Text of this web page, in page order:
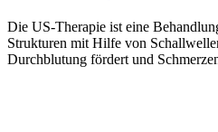
Die US-Therapie ist eine
Strukturen mit Hilfe von
Durchblutung fördert und